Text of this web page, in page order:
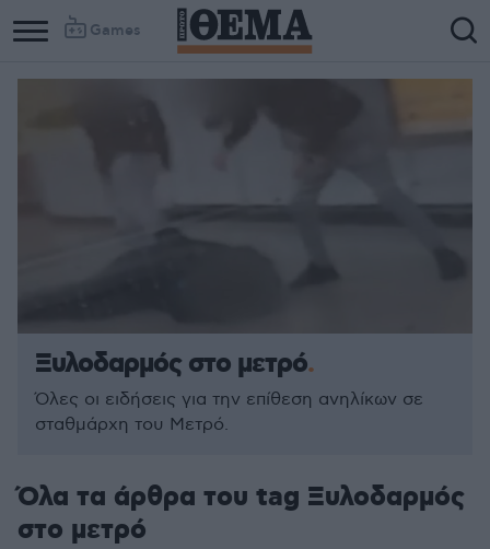
Games
Ξυλοδαρμός στο μετρό
Όλες οι ειδήσεις για την επίθεση ανηλίκων σε
σταθμάρχη του Μετρό.
Όλα τα άρθρα του tag Ξυλοδαρμός
στο μετρό